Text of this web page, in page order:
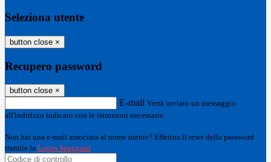
Seleziona utente
button close ×
Recupero password
button close ×
E-mail Verrà inviato un messaggio
all'indirizzo indicato con le istruzioni necessarie.
Non hai una e-mail associata al nome utente? Effettua il reset della password
tramite la Login Spaggiari